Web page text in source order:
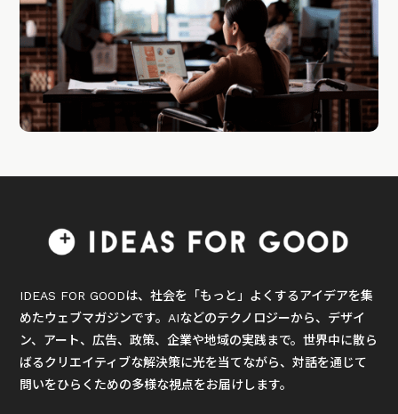
IDEAS FOR GOODは、社会を「もっと」よくするアイデアを集
めたウェブマガジンです。AIなどのテクノロジーから、デザイ
ン、アート、広告、政策、企業や地域の実践まで。世界中に散ら
ばるクリエイティブな解決策に光を当てながら、対話を通じて
問いをひらくための多様な視点をお届けします。